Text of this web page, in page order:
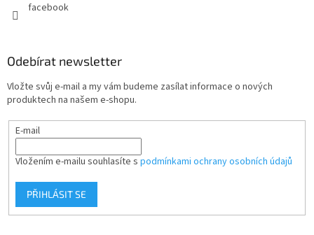
facebook
Odebírat newsletter
Vložte svůj e-mail a my vám budeme zasílat informace o nových
produktech na našem e-shopu.
E-mail
Vložením e-mailu souhlasíte s podmínkami ochrany osobních údajů
PŘIHLÁSIT SE